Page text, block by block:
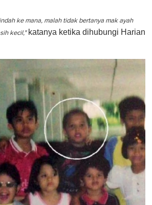
ke mana, malah tidak bertanya mak ayah
kecil,"katanya ketika dihubungi Harian